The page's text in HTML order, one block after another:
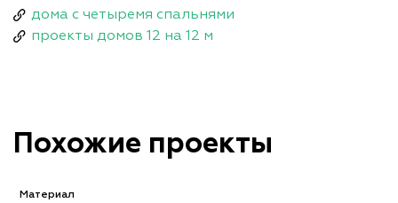
дома с четыремя спальнями
проекты домов 12 на 12 м
Похожие проекты
Материал